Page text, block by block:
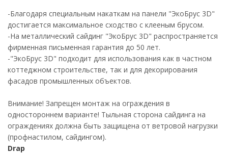
-Благодаря специальным накаткам на панели "ЭкоБрус 3D"
достигается максимальное сходство с клееным брусом.
-На металлический сайдинг "ЭкоБрус 3D" распространяется
фирменная письменная гарантия до 50 лет.
-"ЭкоБрус 3D" подходит для использования как в частном
коттеджном строительстве, так и для декорирования
фасадов промышленных объектов.
Внимание! Запрещен монтаж на ограждения в
одностороннем варианте! Тыльная сторона сайдинга на
ограждениях должна быть защищена от ветровой нагрузки
(профнастилом, сайдингом).
Drap